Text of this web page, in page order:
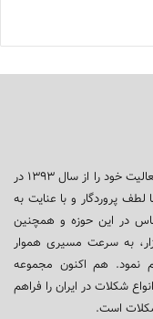
گروه شرکت های مشاوره، تامین و بازرگانی سورن فعالیت خود را از سال ۱۳۹۳ در
پروردگار و با عنایت به
در این حوزه و همچنین
به سرعت مسیری هموار
نمود. هم اکنون مجموعه
شکلات در ایران را فراهم
شکلات است.